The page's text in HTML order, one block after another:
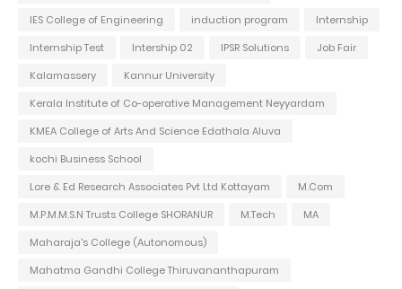
IES College of Engineering
induction program
Internship
Internship Test
Intership 02 IPSR Solutions
Job Fair
Kalamassery
Kannur University
Kerala Institute of Co-operative Management Neyyardam
KMEA College of Arts And Science Edathala Aluva
kochi Business School
Lore & Ed Research Associates Pvt Ltd Kottayam
M.Com
M.P.M.M.S.N Trusts College SHORANUR
M.Tech
MA
Maharaja's College (Autonomous)
Mahatma Gandhi College Thiruvananthapuram